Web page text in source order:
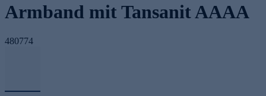
Armband mit Tansanit AAAA
480774